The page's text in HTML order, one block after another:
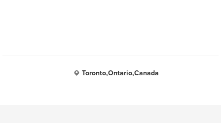
Toronto,Ontario,Canada